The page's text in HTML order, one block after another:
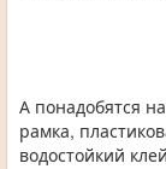
А понадобятся
рамка,
водостойкий